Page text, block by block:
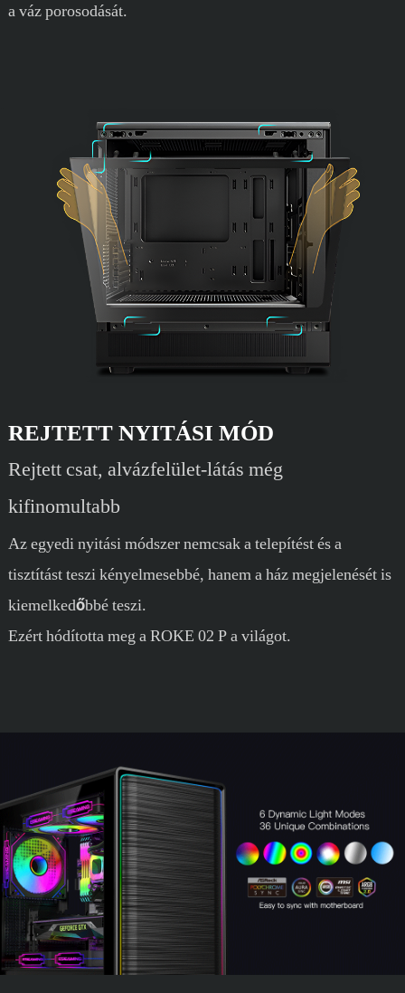
a váz porosodását.
REJTETT NYITÁSI MÓD
Rejtett csat, alvázfelület-látás még
kifinomultabb
Az egyedi nyitási módszer nemcsak a telepítést és a
tisztítást teszi kényelmesebbé, hanem a ház megjelenését is
kiemelkedőbbé teszi.
Ezért hódította meg a ROKE 02 P a világot.